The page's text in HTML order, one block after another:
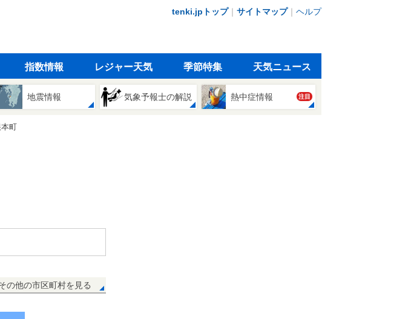
tenki.jpトップ｜ サイトマップ｜ ヘルプ
指数情報 レジャー天気 季節特集 天気ニュース
地震情報 気象予報士の解説 熱中症情報 注目
本町
の他の市区町村を見る